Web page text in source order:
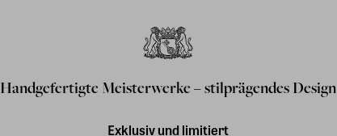
Handgefertigte Meisterwerke – stilprägendes Design
Exklusiv und limitiert